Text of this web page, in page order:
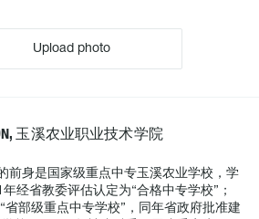
Upload photo
玉溪农业职业技术学院
前身是国家级重点中专玉溪农业学校，学
经省教委评估认定为“合格中专学校”；
省部级重点中专学校”，同年省政府批准建